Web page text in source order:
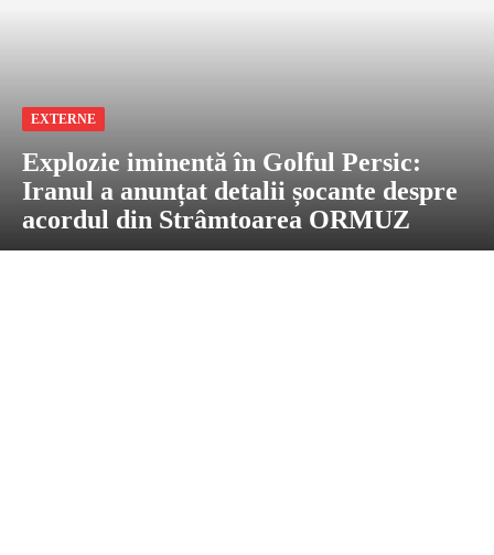
EXTERNE
Explozie iminentă în Golful Persic:
Iranul a anunțat detalii șocante despre
acordul din Strâmtoarea ORMUZ